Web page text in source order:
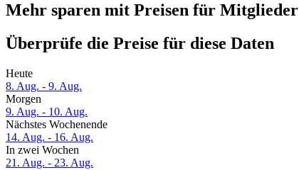
Mehr sparen mit Preisen für Mitglieder
Überprüfe die Preise für diese Daten
Heute
8. Aug. - 9. Aug.
Morgen
9. Aug. - 10. Aug.
Nächstes Wochenende
14. Aug. - 16. Aug.
In zwei Wochen
21. Aug. - 23. Aug.